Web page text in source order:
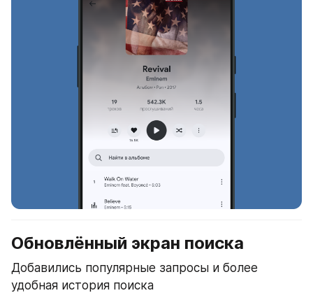
Обновлённый экран поиска
Добавились популярные запросы и более
удобная история поиска